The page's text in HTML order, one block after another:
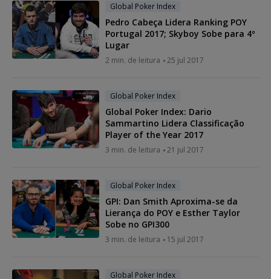
Global Poker Index
Pedro Cabeça Lidera Ranking POY
Portugal 2017; Skyboy Sobe para 4º
Lugar
2 min. de leitura 25 jul 2017
Global Poker Index
Global Poker Index: Dario
Sammartino Lidera Classificação
Player of the Year 2017
3 min. de leitura 21 jul 2017
Global Poker Index
GPI: Dan Smith Aproxima-se da
Lierança do POY e Esther Taylor
Sobe no GPI300
3 min. de leitura 15 jul 2017
Global Poker Index